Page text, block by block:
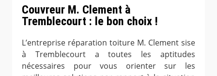
Couvreur M. Clement à
Tremblecourt : le bon choix !
L’entreprise réparation toiture M. Clement sise
à Tremblecourt a toutes les aptitudes
nécessaires pour vous orienter sur les